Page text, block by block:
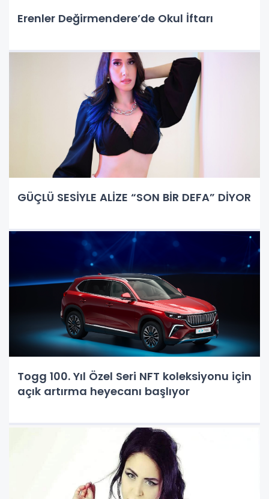
Erenler Değirmendere’de Okul İftarı
GÜÇLÜ SESİYLE ALİZE “SON BİR DEFA” DİYOR
Togg 100. Yıl Özel Seri NFT koleksiyonu için
açık artırma heyecanı başlıyor